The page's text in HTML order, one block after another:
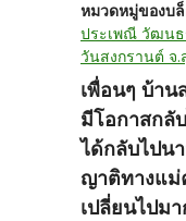
หมวดหมู่ของบล็
ประเพณี วัฒนธ
วันสงกรานต์ จ
เพื่อนๆ บ้า
มีโอกาสกลั
ได้กลับไปน
ญาติทางแม่
เปลี่ยนไปม